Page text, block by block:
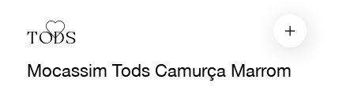
TODS
Mocassim Tods Camurça Marrom
chanel